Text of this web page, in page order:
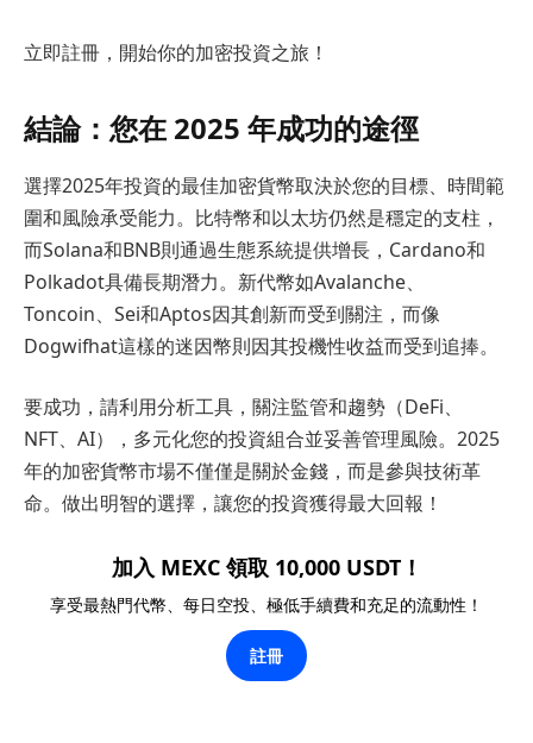
立即註冊，開始你的加密投資之旅！
結論：您在 2025 年成功的途徑
選擇2025年投資的最佳加密貨幣取決於您的目標、時間範
圍和風險承受能力。比特幣和以太坊仍然是穩定的支柱，
而Solana和BNB則通過生態系統提供增長，Cardano和
Polkadot具備長期潛力。新代幣如Avalanche、
Toncoin、Sei和Aptos因其創新而受到關注，而像
Dogwifhat這樣的迷因幣則因其投機性收益而受到追捧。
要成功，請利用分析工具，關注監管和趨勢（DeFi、
NFT、AI），多元化您的投資組合並妥善管理風險。2025
年的加密貨幣市場不僅僅是關於金錢，而是參與技術革
命。做出明智的選擇，讓您的投資獲得最大回報！
加入 MEXC 領取 10,000 USDT！
享受最熱門代幣、每日空投、極低手續費和充足的流動性！
註冊